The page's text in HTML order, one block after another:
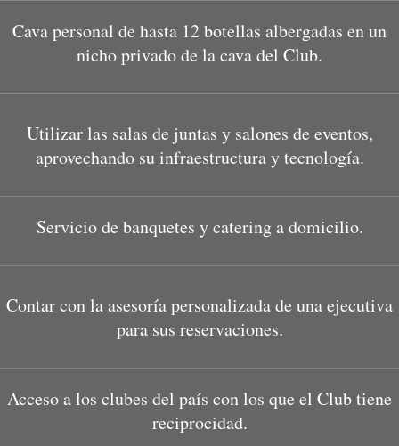
Cava personal de hasta 12 botellas albergadas en un
nicho privado de la cava del Club.
Utilizar las salas de juntas y salones de eventos,
aprovechando su infraestructura y tecnología.
Servicio de banquetes y catering a domicilio.
Contar con la asesoría personalizada de una ejecutiva
para sus reservaciones.
Acceso a los clubes del país con los que el Club tiene
reciprocidad.